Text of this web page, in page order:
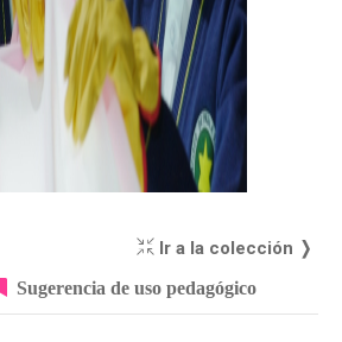
Ir a la colección ❭
Sugerencia de uso pedagógico